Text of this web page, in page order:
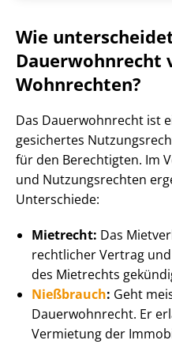
Wie
Dauerwohnrecht
Wohnrechten?
Das Dauerwohnrecht ist
gesichertes
für den Berechtigten. Im
und Nutzungsrechten
Unterschiede:
Mietrecht: Das
recht­li­cher Vertrag
des Mietrechts
Nießbrauch: Geht
Dauerwohnrecht. Er
Vermietung der